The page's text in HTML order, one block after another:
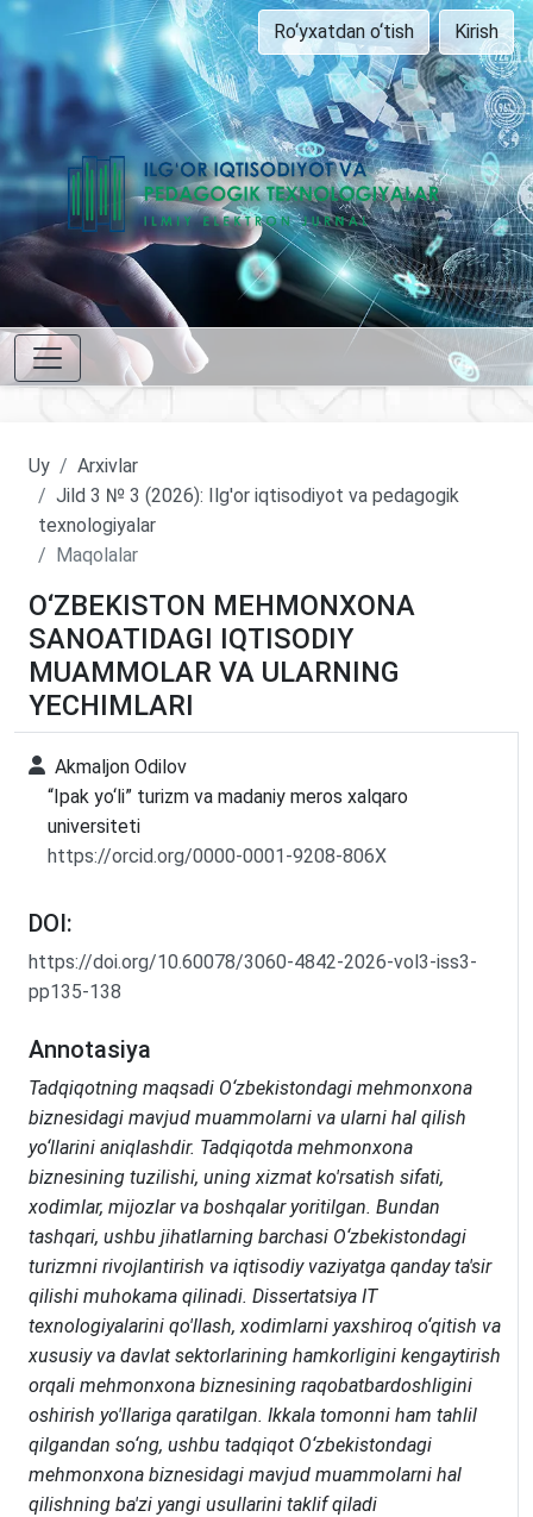
Ro‘yxatdan o‘tish Kirish
Uy
Arxivlar
Jild 3 № 3 (2026): Ilg'or iqtisodiyot va pedagogik
texnologiyalar
Maqolalar
O‘ZBEKISTON MEHMONXONA
SANOATIDAGI IQTISODIY
MUAMMOLAR VA ULARNING
YECHIMLARI
Akmaljon Odilov
“Ipak yo‘li” turizm va madaniy meros xalqaro
universiteti
https://orcid.org/0000-0001-9208-806X
DOI:
https://doi.org/10.60078/3060-4842-2026-vol3-iss3-
pp135-138
Annotasiya
Tadqiqotning maqsadi O‘zbekistondagi mehmonxona
biznesidagi mavjud muammolarni va ularni hal qilish
yo‘llarini aniqlashdir. Tadqiqotda mehmonxona
biznesining tuzilishi, uning xizmat ko'rsatish sifati,
xodimlar, mijozlar va boshqalar yoritilgan. Bundan
tashqari, ushbu jihatlarning barchasi O‘zbekistondagi
turizmni rivojlantirish va iqtisodiy vaziyatga qanday ta'sir
qilishi muhokama qilinadi. Dissertatsiya IT
texnologiyalarini qo'llash, xodimlarni yaxshiroq o‘qitish va
xususiy va davlat sektorlarining hamkorligini kengaytirish
orqali mehmonxona biznesining raqobatbardoshligini
oshirish yo'llariga qaratilgan. Ikkala tomonni ham tahlil
qilgandan so‘ng, ushbu tadqiqot O‘zbekistondagi
mehmonxona biznesidagi mavjud muammolarni hal
qilishning ba'zi yangi usullarini taklif qiladi